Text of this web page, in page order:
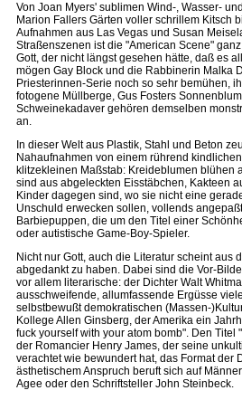
Von Joan Myers' sublimen Wind-, Wasser-
Marion Fallers Gärten voller schrillem Kitsch
Aufnahmen aus Las Vegas und Susan
Straßenszenen ist die "American Scene"
Gott, der nicht längst gesehen hätte, daß es
mögen Gay Block und die Rabbinerin Malka
Priesterinnen-Serie noch so sehr bemühen,
fotogene Müllberge, Gus Fosters
Schweinekadaver gehören demselben
an.
In dieser Welt aus Plastik, Stahl und Beton
Nahaufnahmen von einem rührend
klitzekleinen Maßstab: Kreideblumen blühen
sind aus abgeleckten Eisstäbchen, Kakteen
Kinder dagegen sind, wo sie nicht eine
Unschuld erwecken sollen, vollends
Barbiepuppen, die um den Titel einer
oder autistische Game-Boy-Spieler.
Nicht nur Gott, auch die Literatur scheint aus
abgedankt zu haben. Dabei sind die Vor-
vor allem literarische: der Dichter Walt
ausschweifende, allumfassende Ergüsse
selbstbewußt demokratischen (Massen-
Kollege Allen Ginsberg, der Amerika ein
fuck yourself with your atom bomb". Den Titel
der Romancier Henry James, der seine
verachtet wie bewundert hat, das Format der
ästhetischem Anspruch beruft sich auf
Agee oder den Schriftsteller John Steinbeck.